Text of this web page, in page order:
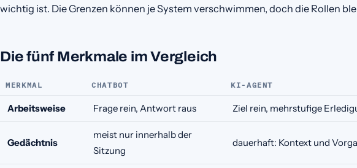
wichtig ist. Die Grenzen können je System verschwimmen, doch die Rollen
Die fünf Merkmale im Vergleich
MERKMAL CHATBOT KI-AGENT
Arbeitsweise Frage rein, Antwort raus Ziel rein, mehrstufige
Gedächtnis
meist nur innerhalb der
Sitzung
dauerhaft: Kontext und